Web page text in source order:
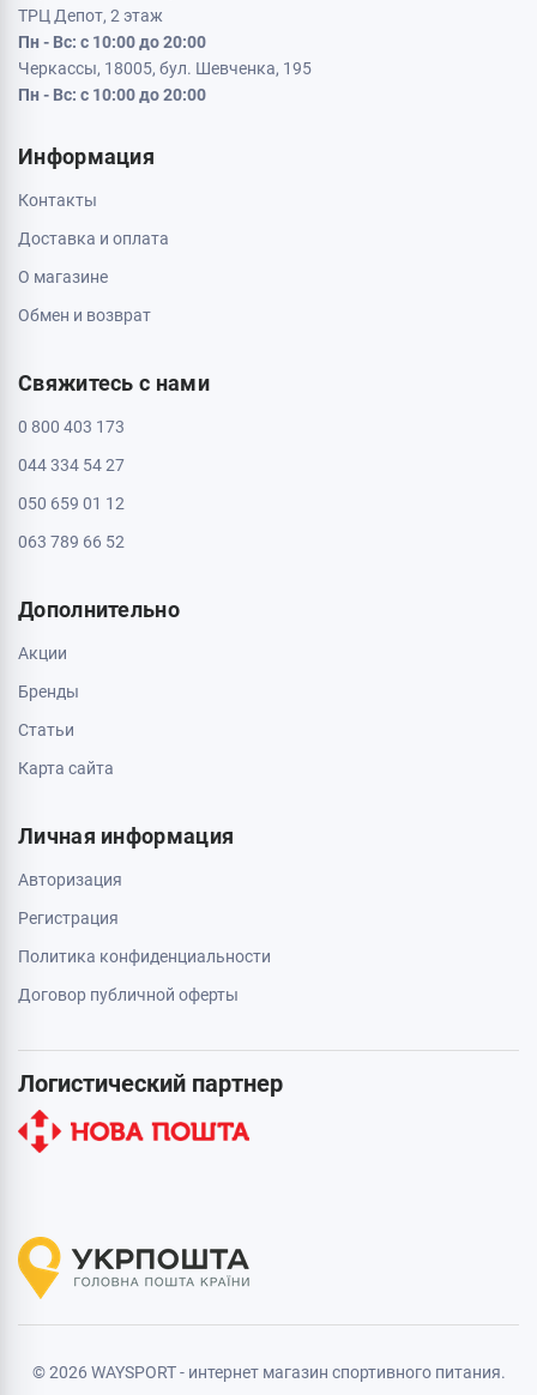
ТРЦ Депот, 2 этаж
Пн - Вс: с 10:00 до 20:00
Черкассы, 18005, бул. Шевченка, 195
Пн - Вс: с 10:00 до 20:00
Информация
Контакты
Доставка и оплата
О магазине
Обмен и возврат
Свяжитесь с нами
0 800 403 173
044 334 54 27
050 659 01 12
063 789 66 52
Дополнительно
Акции
Бренды
Статьи
Карта сайта
Личная информация
Авторизация
Регистрация
Политика конфиденциальности
Договор публичной оферты
Логистический партнер
© 2026 WAYSPORT - интернет магазин спортивного питания.